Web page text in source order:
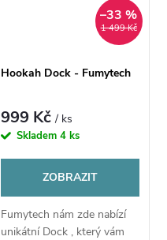
1 499 Kč
–33 %
Hookah Dock - Fumytech
999 Kč/ ks
Skladem 4 ks
ZOBRAZIT
Fumytech nám zde nabízí
unikátní Dock , který vám